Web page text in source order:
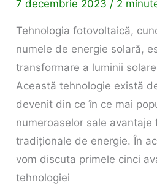
7 decembrie 2023 / 2
Tehnologia fotovoltaică,
numele de energie solară,
transformare a luminii
Această tehnologie există
devenit din ce în ce mai
numeroaselor sale
tradiționale de energie. În
vom discuta primele cinci
tehnologiei
panouri
fotovoltaice